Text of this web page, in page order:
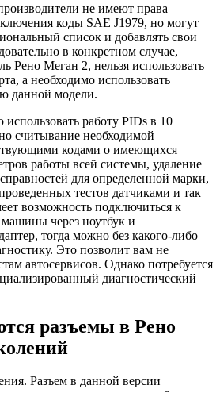
не имеют права
коды SAE J1979, но могут
список и добавлять свои
в конкретном случае,
Рено Меган 2, нельзя использовать
а необходимо использовать
данной модели.
работу PIDs в 10
считывание необходимой
кодами о имеющихся
работы всей системы, удаление
для определенной марки,
тестов датчиками и так
возможность подключиться к
через ноутбук и
тогда можно без какого-либо
Это позволит вам не
автосервисов. Однако потребуется
диагностический
разъемы в Рено
Разъем в данной версии